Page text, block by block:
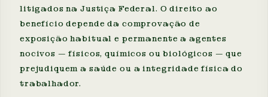
litigados na Justiça Federal. O direito ao
benefício depende da comprovação de
exposição habitual e permanente a agentes
nocivos — físicos, químicos ou biológicos — que
prejudiquem a saúde ou a integridade física do
trabalhador.